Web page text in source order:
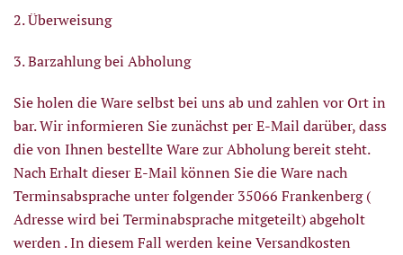
2. Überweisung
3. Barzahlung bei Abholung
Sie holen die Ware selbst bei uns ab und zahlen vor Ort in
bar. Wir informieren Sie zunächst per E-Mail darüber, dass
die von Ihnen bestellte Ware zur Abholung bereit steht.
Nach Erhalt dieser E-Mail können Sie die Ware nach
Terminsabsprache unter folgender 35066 Frankenberg (
Adresse wird bei Terminabsprache mitgeteilt) abgeholt
werden . In diesem Fall werden keine Versandkosten